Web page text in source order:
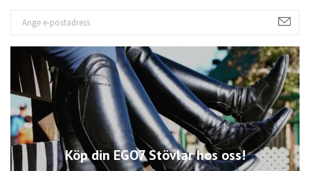
Köp din EGO7 Stövlar hos oss!